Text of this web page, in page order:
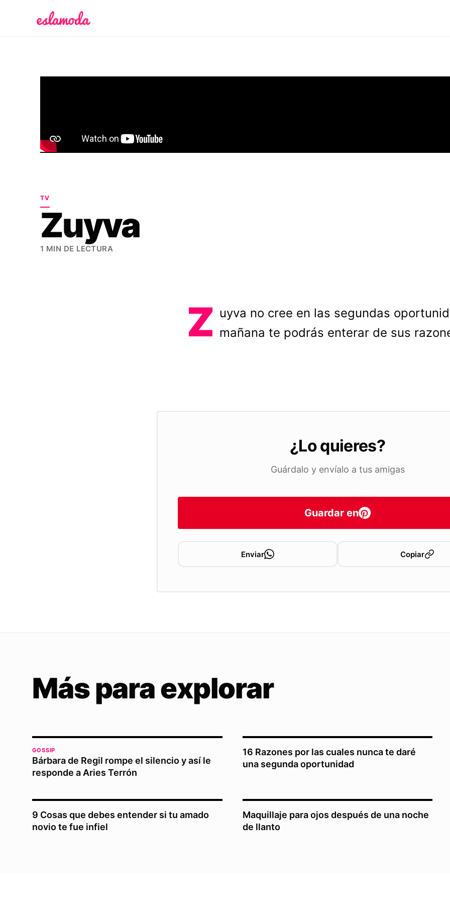
TV
Zuyva
1 MIN DE LECTURA
Z uyva no cree en las segundas
mañana te podrás enterar de sus
¿Lo quieres?
Guárdalo y envíalo a tus amigas
Guardar en
Enviar Copiar
Más para explorar
GOSSIP
Bárbara de Regil rompe el silencio y así le
responde a Aries Terrón
16 Razones por las cuales nunca te daré
una segunda oportunidad
9 Cosas que debes entender si tu amado
novio te fue infiel
Maquillaje para ojos después de una noche
de llanto